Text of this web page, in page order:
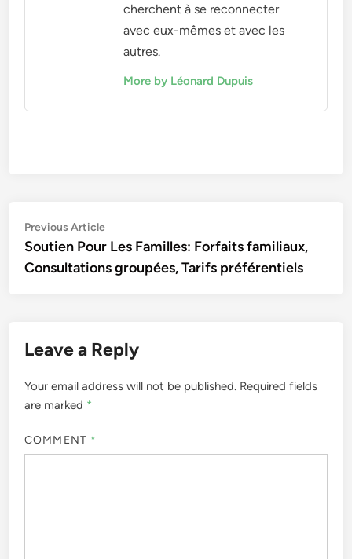
cherchent à se reconnecter
avec eux-mêmes et avec les
autres.
More by Léonard Dupuis
Post
navigation
Previous ArticlePrevious
article:
Soutien Pour Les Familles: Forfaits familiaux,
Consultations groupées, Tarifs préférentiels
Leave a Reply
Your email address will not be published. Required fields
are marked *
COMMENT *